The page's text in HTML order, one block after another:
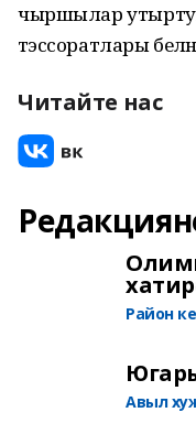
чыршылар
тәэссоратлары
Читайте нас
Район
Авыл